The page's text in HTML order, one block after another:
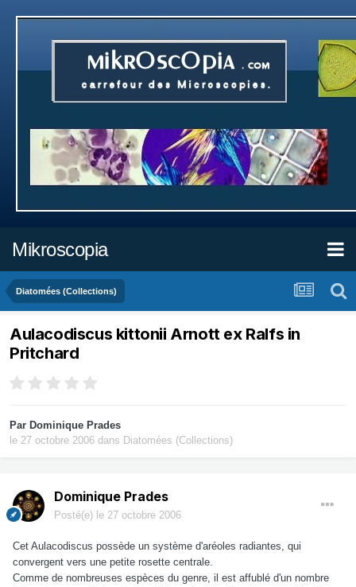
Mikroscopia
Diatomées (Collections)
Aulacodiscus kittonii Arnott ex Ralfs in
Pritchard
Par Dominique Prades
le 27 octobre 2006 dans Diatomées (Collections)
Dominique Prades
Posté(e) le 27 octobre 2006
Cet Aulacodiscus possède un système d'aréoles radiantes, qui
convergent vers une petite rosette centrale.
Comme de nombreuses espèces du genre, il est affublé d'un nombre